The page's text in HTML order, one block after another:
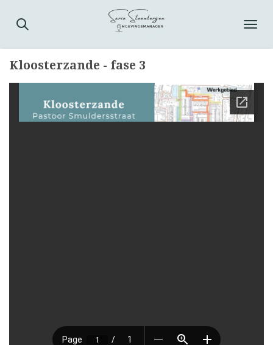
direct
de
Kloosterzande - fase 3